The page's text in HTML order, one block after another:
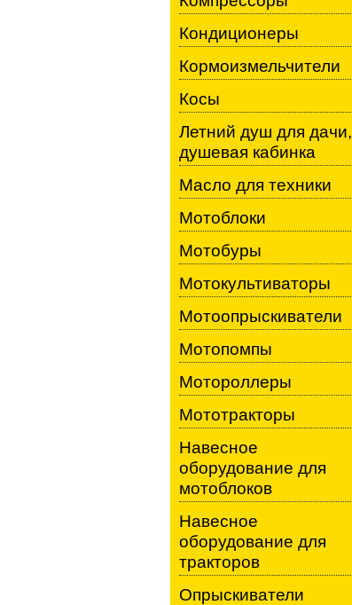
Кондиционеры
Кормоизмельчители
Косы
Летний душ для дачи,
душевая кабинка
Масло для техники
Мотоблоки
Мотобуры
Мотокультиваторы
Мотоопрыскиватели
Мотопомпы
Мотороллеры
Мототракторы
Навесное
оборудование для
мотоблоков
Навесное
оборудование для
тракторов
Опрыскиватели